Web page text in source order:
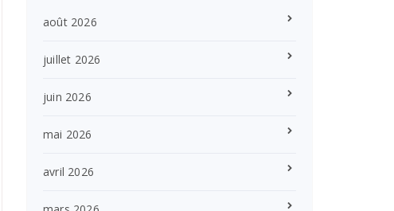
août 2026
juillet 2026
juin 2026
mai 2026
avril 2026